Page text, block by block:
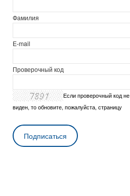
Фамилия
E-mail
Проверочный код
Если проверочный код не
виден, то обновите, пожалуйста, страницу